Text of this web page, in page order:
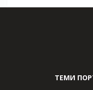
ТЕМИ